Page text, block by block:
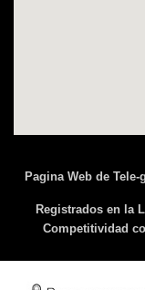
Pagina Web de
Registrados en la
Competitividad